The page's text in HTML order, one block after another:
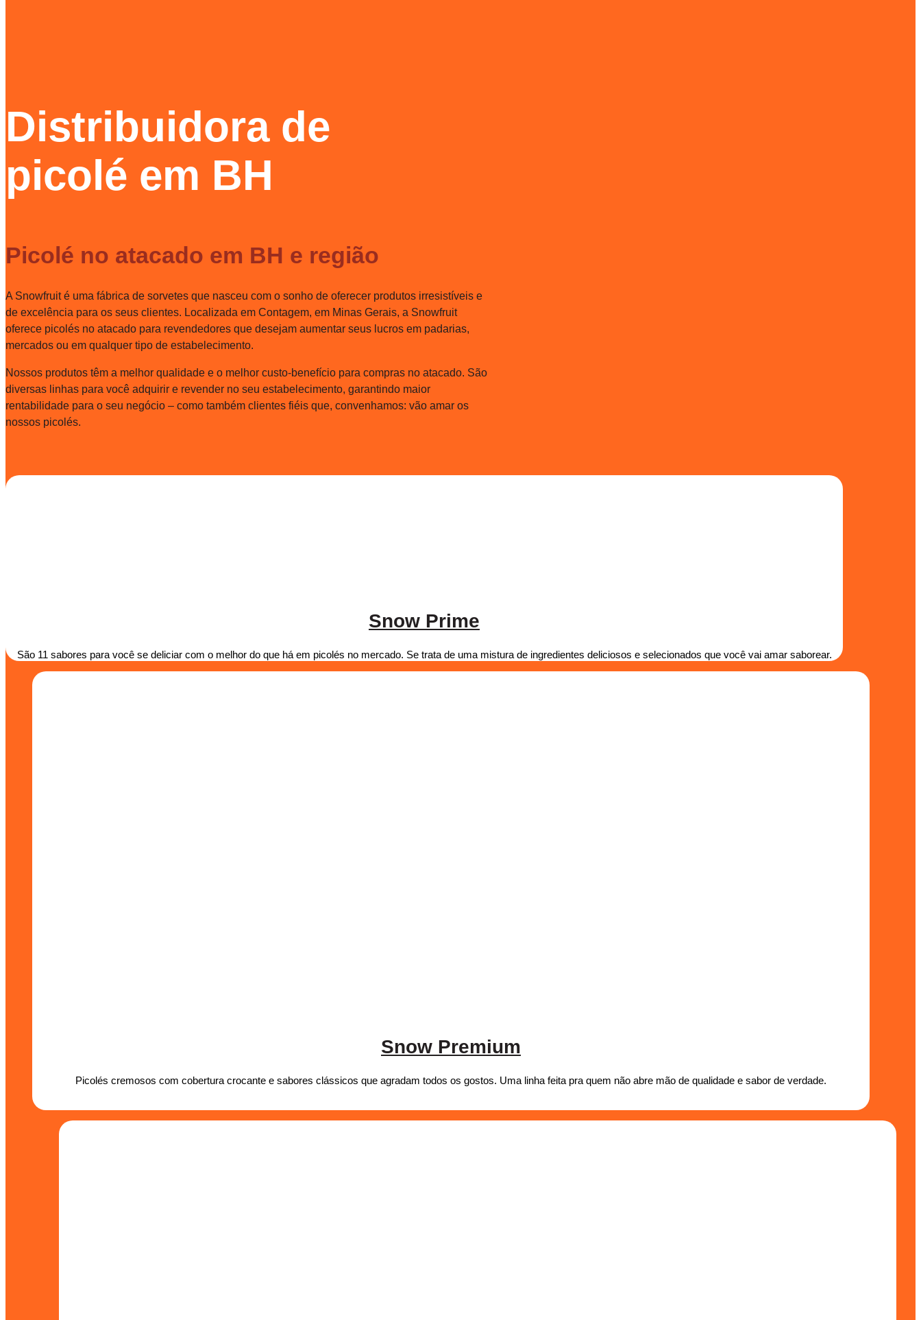
Distribuidora de
picolé em BH
Picolé no atacado em BH e região
A Snowfruit é uma fábrica de sorvetes que nasceu com o sonho de oferecer produtos irresistíveis e
de excelência para os seus clientes. Localizada em Contagem, em Minas Gerais, a Snowfruit
oferece picolés no atacado para revendedores que desejam aumentar seus lucros em padarias,
mercados ou em qualquer tipo de estabelecimento.
Nossos produtos têm a melhor qualidade e o melhor custo-benefício para compras no atacado. São
diversas linhas para você adquirir e revender no seu estabelecimento, garantindo maior
rentabilidade para o seu negócio – como também clientes fiéis que, convenhamos: vão amar os
nossos picolés.
Snow Prime
São 11 sabores para você se deliciar com o melhor do que há em picolés no mercado. Se trata de uma mistura de ingredientes deliciosos e selecionados que você vai amar saborear.
Snow Premium
Picolés cremosos com cobertura crocante e sabores clássicos que agradam todos os gostos. Uma linha feita pra quem não abre mão de qualidade e sabor de verdade.